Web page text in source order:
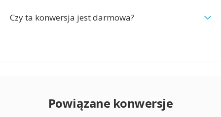
Czy ta konwersja jest darmowa?
Powiązane konwersje